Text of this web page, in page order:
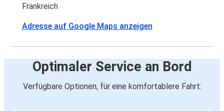
Frankreich
Adresse auf Google Maps anzeigen
Optimaler Service an Bord
Verfügbare Optionen, für eine komfortablere Fahrt: